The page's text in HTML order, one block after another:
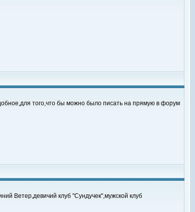
того,что бы можно было писать на прямую в форум
Ветер,девичий клуб "Сундучек",мужской клуб